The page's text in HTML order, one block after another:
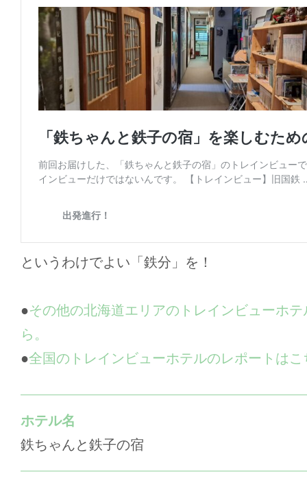
というわけでよい「鉄分」を！
●その他の北海道エリアのトレインビューホ
ら。
●全国のトレインビューホテルのレポートはこ
ホテル名
鉄ちゃんと鉄子の宿